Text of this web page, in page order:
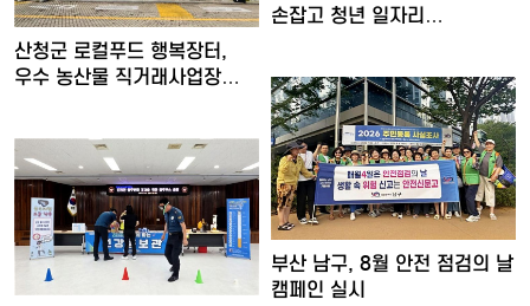
손잡고 청년 일자리
산청군 로컬푸드 행복장터,
우수 농산물 직거래사업장
부산 남구, 8월 안전 점검의 날
캠페인 실시